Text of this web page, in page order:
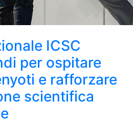
ICSC
per ospitare
e rafforzare
scientifica